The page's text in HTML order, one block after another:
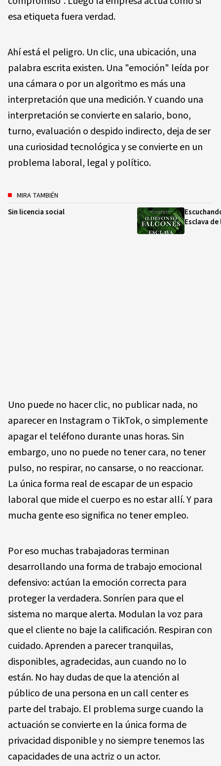
esa etiqueta fuera verdad.
Ahí está el peligro. Un clic, una ubicación, una
palabra escrita existen. Una "emoción" leída por
una cámara o por un algoritmo es más una
interpretación que una medición. Y cuando una
interpretación se convierte en salario, bono,
turno, evaluación o despido indirecto, deja de ser
una curiosidad tecnológica y se convierte en un
problema laboral, legal y político.
MIRA TAMBIÉN
Sin licencia social
Esclava
Uno puede no hacer clic, no publicar nada, no
aparecer en Instagram o TikTok, o simplemente
apagar el teléfono durante unas horas. Sin
embargo, uno no puede no tener cara, no tener
pulso, no respirar, no cansarse, o no reaccionar.
La única forma real de escapar de un espacio
laboral que mide el cuerpo es no estar allí. Y para
mucha gente eso significa no tener empleo.
Por eso muchas trabajadoras terminan
desarrollando una forma de trabajo emocional
defensivo: actúan la emoción correcta para
proteger la verdadera. Sonríen para que el
sistema no marque alerta. Modulan la voz para
que el cliente no baje la calificación. Respiran con
cuidado. Aprenden a parecer tranquilas,
disponibles, agradecidas, aun cuando no lo
están. No hay dudas de que la atención al
público de una persona en un call center es
parte del trabajo. El problema surge cuando la
actuación se convierte en la única forma de
privacidad disponible y no siempre tenemos las
capacidades de una actriz o un actor.